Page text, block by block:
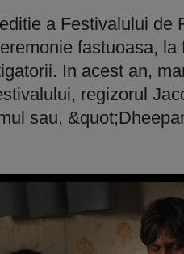
a Festivalului de
fastuoasa,
In acest an,
regizorul
sau,